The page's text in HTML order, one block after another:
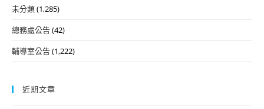
未分類(1,285)
總務處公告(42)
輔導室公告(1,222)
近期文章